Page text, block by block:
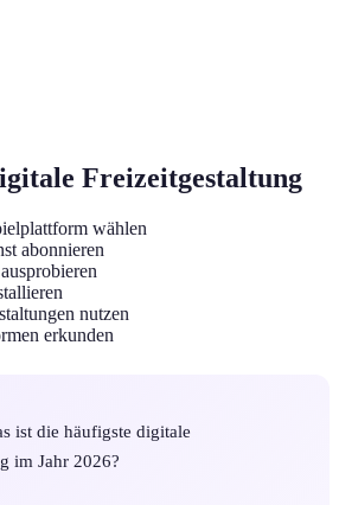
Freizeitgestaltung
wählen
abonnieren
nutzen
erkunden
ist die häufigste digitale
im Jahr 2026?